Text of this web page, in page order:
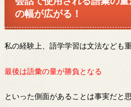
の幅が広がる！
私の経験上、語学学習は文法なども
最後は語彙の量が勝負となる
といった側面があることは事実だと思